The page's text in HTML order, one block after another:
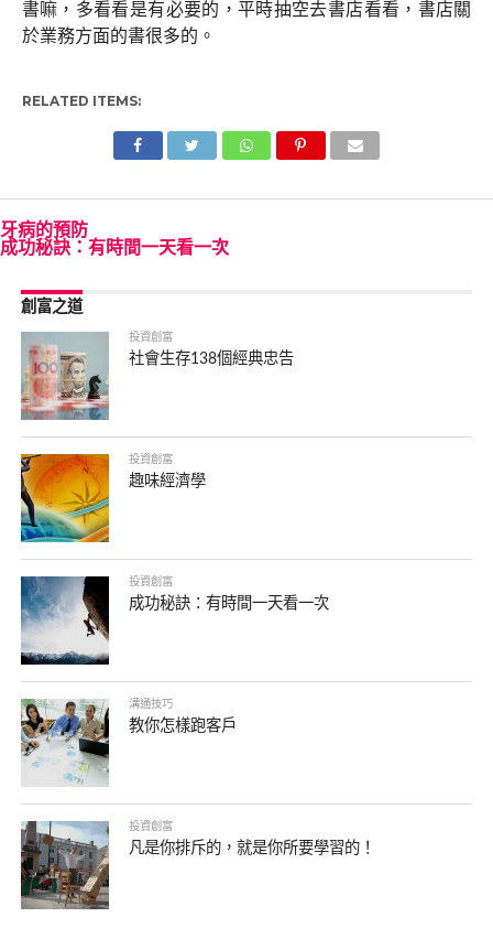
書嘛，多看看是有必要的，平時抽空去書店看看，書店關
於業務方面的書很多的。
RELATED ITEMS:
牙病的預防
成功秘訣：有時間一天看一次
創富之道
投資創富
社會生存138個經典忠告
投資創富
趣味經濟學
投資創富
成功秘訣：有時間一天看一次
溝通技巧
教你怎樣跑客戶
投資創富
凡是你排斥的，就是你所要學習的！